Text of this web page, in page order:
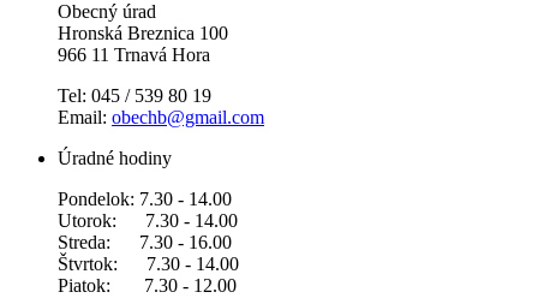
Obecný úrad
Hronská Breznica 100
966 11 Trnavá Hora
Tel: 045 / 539 80 19
Email: obechb@gmail.com
Úradné hodiny
Pondelok: 7.30 - 14.00
Utorok: 7.30 - 14.00
Streda: 7.30 - 16.00
Štvrtok: 7.30 - 14.00
Piatok: 7.30 - 12.00